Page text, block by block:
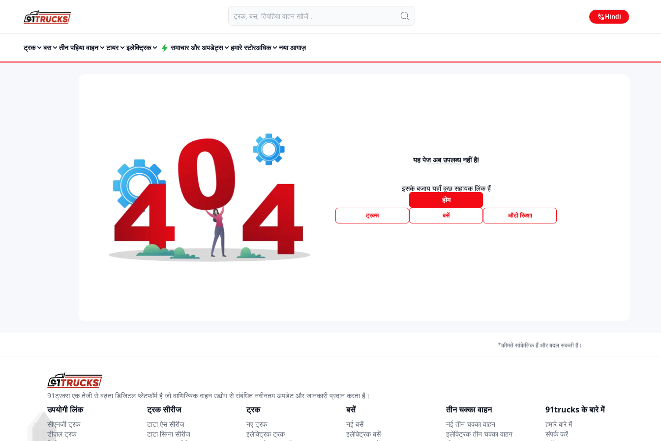
Hindi
ट्रक बस तीन पहिया वाहन टायर इलेक्ट्रिक समाचार और अपडेट्स हमारे स्टोरअधिक नया आगाज़
यह पेज अब उपलब्ध नहीं है!
इसके बजाय यहाँ कुछ सहायक लिंक हैं
होम
ट्रक्स बसें ऑटो रिक्शा
*कीमतें सांकेतिक हैं और बदल सकती हैं।
91ट्रक्स एक तेजी से बढ़ता डिजिटल प्लेटफॉर्म है जो वाणिज्यिक वाहन उद्योग से संबंधित नवीनतम अपडेट और जानकारी प्रदान करता है।
उपयोगी लिंक
सीएनजी ट्रक
डीज़ल ट्रक
ट्रक सीरीज
टाटा ऐस सीरीज
टाटा सिग्ना सीरीज
ट्रक
नए ट्रक
इलेक्ट्रिक ट्रक
बसें
नई बसें
इलेक्ट्रिक बसें
तीन चक्का वाहन
नई तीन चक्का वाहन
इलेक्ट्रिक तीन चक्का वाहन
91trucks के बारे में
हमारे बारे में
संपर्क करें